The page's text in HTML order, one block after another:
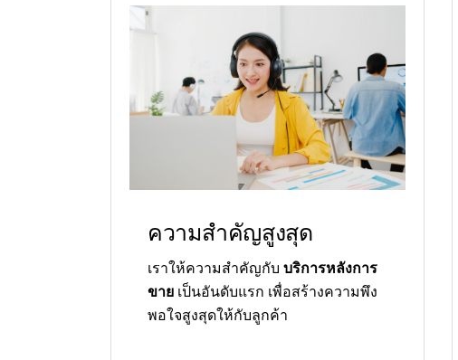
ความสำคัญสูงสุด
เราให้ความสำคัญกับ บริการหลังการ
ขาย เป็นอันดับแรก เพื่อสร้างความพึง
พอใจสูงสุดให้กับลูกค้า